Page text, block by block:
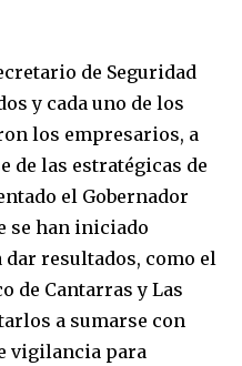
de Seguridad
y cada uno de los
los empresarios, a
de las estratégicas de
el Gobernador
se han iniciado
dar resultados, como el
de Cantarras y Las
a sumarse con
vigilancia para